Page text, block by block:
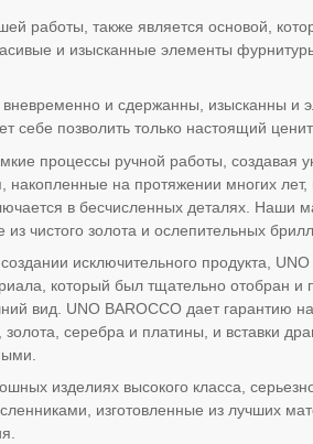
работы, также является основой,
и изысканные элементы
и сдержанны, изысканны и
позволить только настоящий
процессы ручной работы, создавая
на протяжении многих лет,
в бесчисленных деталях. Наши
чистого золота и ослепительных
исключительного продукта,
который был тщательно отобран и
вид. UNO BAROCCO дает гарантию
серебра и платины, и вставки
изделиях высокого класса,
изготовленные из лучших